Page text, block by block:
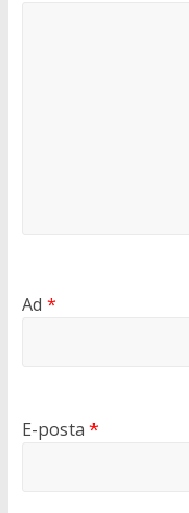
Ad *
E-posta *